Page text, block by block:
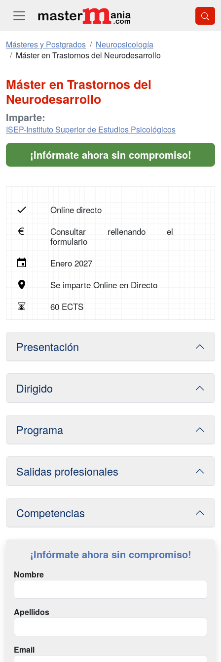
Másteres y Postgrados
Neuropsicología
Máster en Trastornos del Neurodesarrollo
Máster en Trastornos del
Neurodesarrollo
Imparte:
ISEP-Instituto Superior de Estudios Psicológicos
¡Infórmate ahora sin compromiso!
Online directo
Consultar rellenando el
formulario
Enero 2027
Se imparte Online en Directo
60 ECTS
Presentación
Dirigido
Programa
Salidas profesionales
Competencias
¡Infórmate ahora sin compromiso!
Nombre
Apellidos
Email